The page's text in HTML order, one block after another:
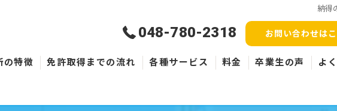
納得
048-780-2318 お問い合わせは
の特徴 免許取得までの流れ 各種サービス 料金 卒業生の声 よ